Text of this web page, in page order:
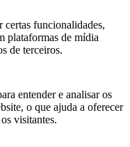
certas funcionalidades,
plataformas de mídia
de terceiros.
entender e analisar os
o que ajuda a oferecer
visitantes.